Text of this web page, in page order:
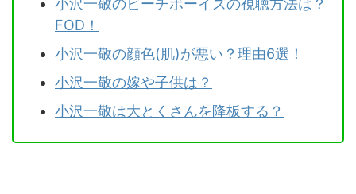
小沢一敬のビーチボーイズの視聴方法は？
FOD！
小沢一敬の顔色(肌)が悪い？理由6選！
小沢一敬の嫁や子供は？
小沢一敬は大とくさんを降板する？